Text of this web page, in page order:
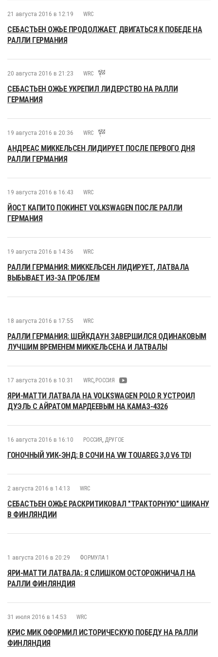
21 августа 2016 в 12:19 WRC
СЕБАСТЬЕН ОЖЬЕ ПРОДОЛЖАЕТ ДВИГАТЬСЯ К ПОБЕДЕ НА
РАЛЛИ ГЕРМАНИЯ
20 августа 2016 в 21:23 WRC
СЕБАСТЬЕН ОЖЬЕ УКРЕПИЛ ЛИДЕРСТВО НА РАЛЛИ
ГЕРМАНИЯ
19 августа 2016 в 20:36 WRC
АНДРЕАС МИККЕЛЬСЕН ЛИДИРУЕТ ПОСЛЕ ПЕРВОГО ДНЯ
РАЛЛИ ГЕРМАНИЯ
19 августа 2016 в 16:43 WRC
ЙОСТ КАПИТО ПОКИНЕТ VOLKSWAGEN ПОСЛЕ РАЛЛИ
ГЕРМАНИЯ
19 августа 2016 в 14:36 WRC
РАЛЛИ ГЕРМАНИЯ: МИККЕЛЬСЕН ЛИДИРУЕТ, ЛАТВАЛА
ВЫБЫВАЕТ ИЗ-ЗА ПРОБЛЕМ
18 августа 2016 в 17:55 WRC
РАЛЛИ ГЕРМАНИЯ: ШЕЙКДАУН ЗАВЕРШИЛСЯ ОДИНАКОВЫМ
ЛУЧШИМ ВРЕМЕНЕМ МИККЕЛЬСЕНА И ЛАТВАЛЫ
17 августа 2016 в 10:31 WRC, РОССИЯ
ЯРИ-МАТТИ ЛАТВАЛА НА VOLKSWAGEN POLO R УСТРОИЛ
ДУЭЛЬ С АЙРАТОМ МАРДЕЕВЫМ НА КАМАЗ-4326
16 августа 2016 в 16:10 РОССИЯ , ДРУГОЕ
ГОНОЧНЫЙ УИК-ЭНД: В СОЧИ НА VW TOUAREG 3,0 V6 TDI
2 августа 2016 в 14:13 WRC
СЕБАСТЬЕН ОЖЬЕ РАСКРИТИКОВАЛ "ТРАКТОРНУЮ" ШИКАНУ
В ФИНЛЯНДИИ
1 августа 2016 в 20:29 ФОРМУЛА 1
ЯРИ-МАТТИ ЛАТВАЛА: Я СЛИШКОМ ОСТОРОЖНИЧАЛ НА
РАЛЛИ ФИНЛЯНДИЯ
31 июля 2016 в 14:53 WRC
КРИС МИК ОФОРМИЛ ИСТОРИЧЕСКУЮ ПОБЕДУ НА РАЛЛИ
ФИНЛЯНДИЯ